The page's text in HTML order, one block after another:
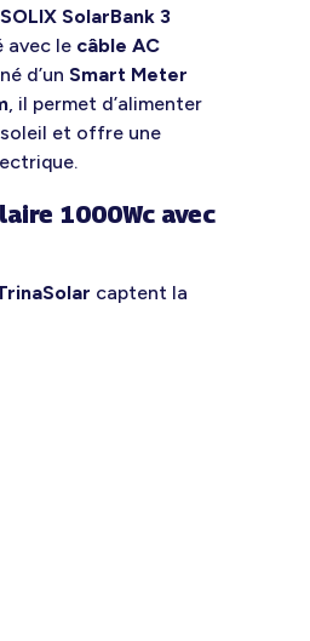
SolarBank 3
avec le câble AC
d’unSmart Meter
, il permet d’alimenter
et offre une
1000Wc avec
captent la